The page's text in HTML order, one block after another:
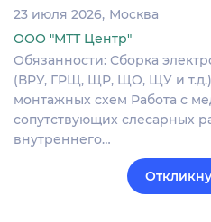
23 июля 2026 Москва
ООО "МТТ Центр"
Обязанности: Сборка
(ВРУ, ГРЩ, ЩР, ЩО, ЩУ и
монтажных схем Работа с
сопутствующих слесарных
внутреннего…